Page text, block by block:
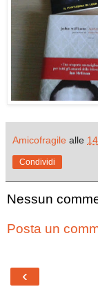
Amicofragile alle
Condividi
Nessun
Posta un
‹